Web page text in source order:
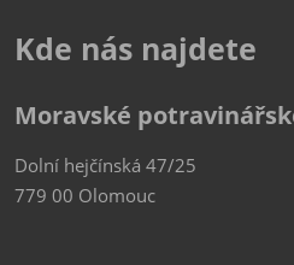
Kde nás najdete
Moravské
Dolní hejčínská 47/25
779 00 Olomouc